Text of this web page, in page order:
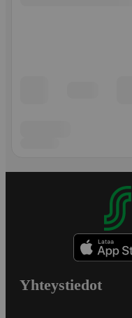
Yhteystiedot